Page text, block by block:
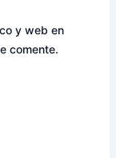
y web en
comente.